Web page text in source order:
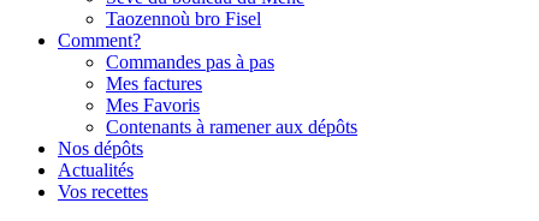
Taozennoù bro Fisel
Comment?
Commandes pas à pas
Mes factures
Mes Favoris
Contenants à ramener aux dépôts
Nos dépôts
Actualités
Vos recettes